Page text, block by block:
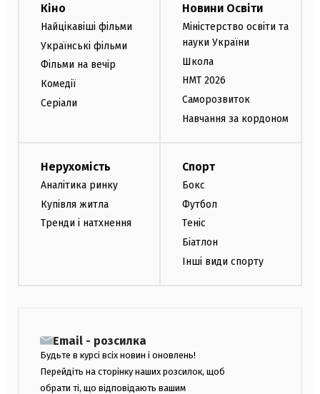
Кіно
Найцікавіші фільми
Українські фільми
Фільми на вечір
Комедії
Серіали
Новини Освіти
Міністерство освіти та
науки України
Школа
НМТ 2026
Саморозвиток
Навчання за кордоном
Нерухомість
Аналітика ринку
Купівля житла
Тренди і натхнення
Спорт
Бокс
Футбол
Теніс
Біатлон
Інші види спорту
Email - розсилка
Будьте в курсі всіх новин і оновлень!
Перейдіть на сторінку наших розсилок, щоб
обрати ті, що відповідають вашим